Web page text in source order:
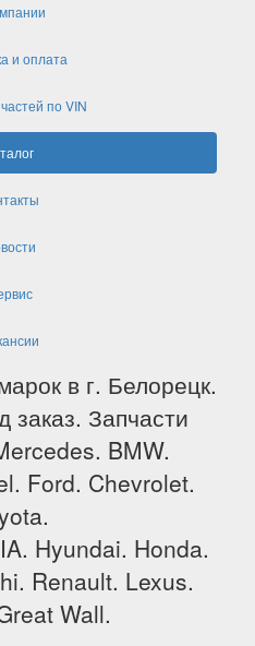
и оплата
по VIN
в г. Белорецк.
заказ. Запчасти
BMW.
Ford. Chevrolet.
Hyundai. Honda.
Renault. Lexus.
Wall.